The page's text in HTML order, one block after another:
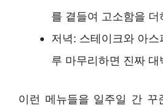
를 곁들여 고소함을 더
저녁: 스테이크와 아
루 마무리하면 진짜 대
이런 메뉴들을 일주일 간 꾸